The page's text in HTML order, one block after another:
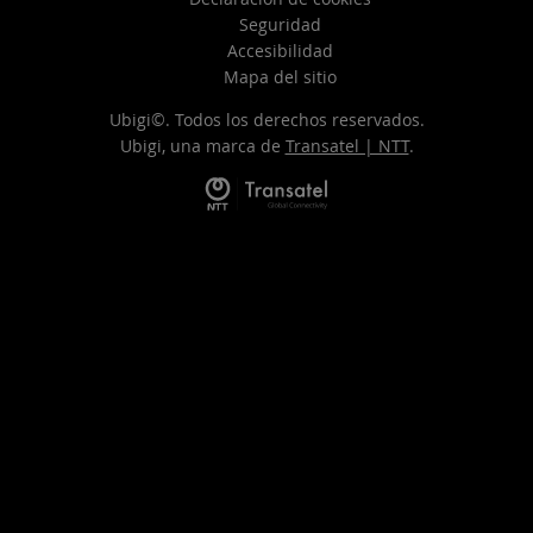
Seguridad
Accesibilidad
Mapa del sitio
Ubigi©. Todos los derechos reservados.
Ubigi, una marca de Transatel | NTT.